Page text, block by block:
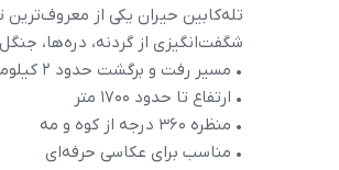
تله‌کابین حیران یکی از
شگفت‌انگیزی از گردنه، دره‌ها،
• مسیر رفت و برگشت حدود ۲ کیلومتر
• ارتفاع تا حدود ۱۷۰۰ متر
• منظره ۳۶۰ درجه از کوه و مه
• مناسب برای عکاسی حرفه‌ای